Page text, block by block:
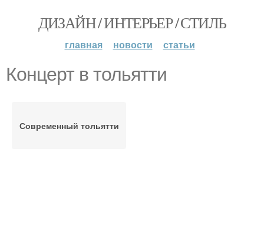
ДИЗАЙН / ИНТЕРЬЕР / СТИЛЬ
главная новости статьи
Концерт в тольятти
Современный тольятти